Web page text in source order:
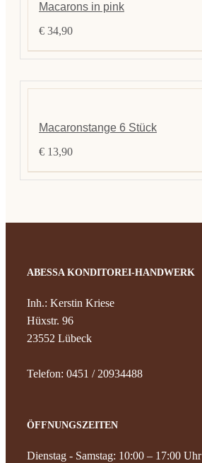
Macarons in pink
€ 34,90
Macaronstange 6 Stück
€ 13,90
ABESSA KONDITOREI-HANDWERK
Inh.: Kerstin Kriese
Hüxstr. 96
23552 Lübeck
Telefon: 0451 / 20934488
ÖFFNUNGSZEITEN
Dienstag - Samstag: 10:00 – 17:00 Uhr